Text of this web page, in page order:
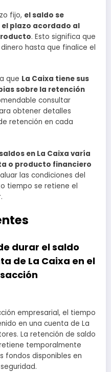
fijo, el saldo se
plazo acordado al
. Esto significa que
hasta que finalice el
que La Caixa tiene sus
sobre la retención
consultar
obtener detalles
retención en cada
en La Caixa varía
o producto financiero
las condiciones del
tiempo se retiene el
durar el saldo
de La Caixa en el
empresarial, el tiempo
en una cuenta de La
La retención de saldo
temporalmente
fondos disponibles en